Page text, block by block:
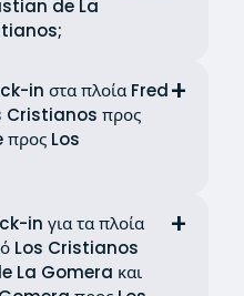
de La
in στα πλοία Fred
Cristianos προς
Los
in για τα πλοία
Los Cristianos
La Gomera και